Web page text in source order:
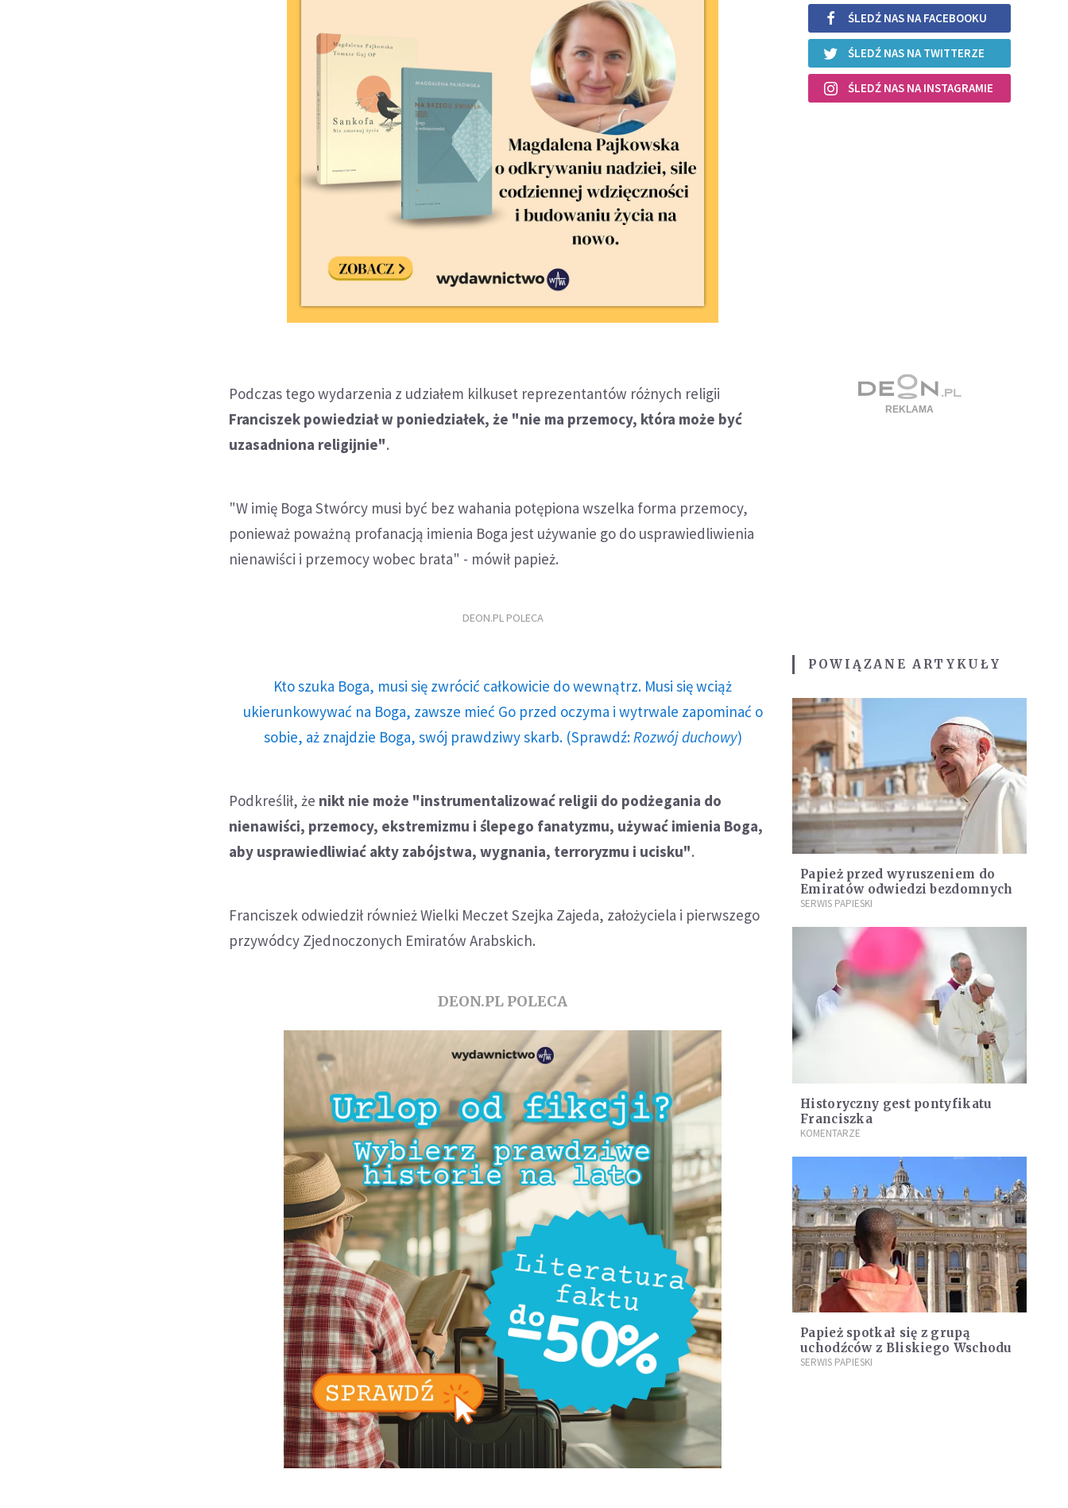
Podczas tego wydarzenia z udziałem kilkuset reprezentantów różnych religii
Franciszek powiedział w poniedziałek, że "nie ma przemocy, która może być
uzasadniona religijnie".
"W imię Boga Stwórcy musi być bez wahania potępiona wszelka forma przemocy,
ponieważ poważną profanacją imienia Boga jest używanie go do usprawiedliwienia
nienawiści i przemocy wobec brata" - mówił papież.
DEON.PL POLECA
Kto szuka Boga, musi się zwrócić całkowicie do wewnątrz. Musi się wciąż
ukierunkowywać na Boga, zawsze mieć Go przed oczyma i wytrwale zapominać o
sobie, aż znajdzie Boga, swój prawdziwy skarb. (Sprawdź: Rozwój duchowy)
Podkreślił, że nikt nie może "instrumentalizować religii do podżegania do
nienawiści, przemocy, ekstremizmu i ślepego fanatyzmu, używać imienia Boga,
aby usprawiedliwiać akty zabójstwa, wygnania, terroryzmu i ucisku".
Franciszek odwiedził również Wielki Meczet Szejka Zajeda, założyciela i pierwszego
przywódcy Zjednoczonych Emiratów Arabskich.
DEON.PL POLECA
ŚLEDŹ NAS NA FACEBOOKU
ŚLEDŹ NAS NA TWITTERZE
ŚLEDŹ NAS NA INSTAGRAMIE
POWIĄZANE ARTYKUŁY
Papież przed wyruszeniem do
Emiratów odwiedzi bezdomnych
SERWIS PAPIESKI
Historyczny gest pontyfikatu
Franciszka
KOMENTARZE
Papież spotkał się z grupą
uchodźców z Bliskiego Wschodu
SERWIS PAPIESKI